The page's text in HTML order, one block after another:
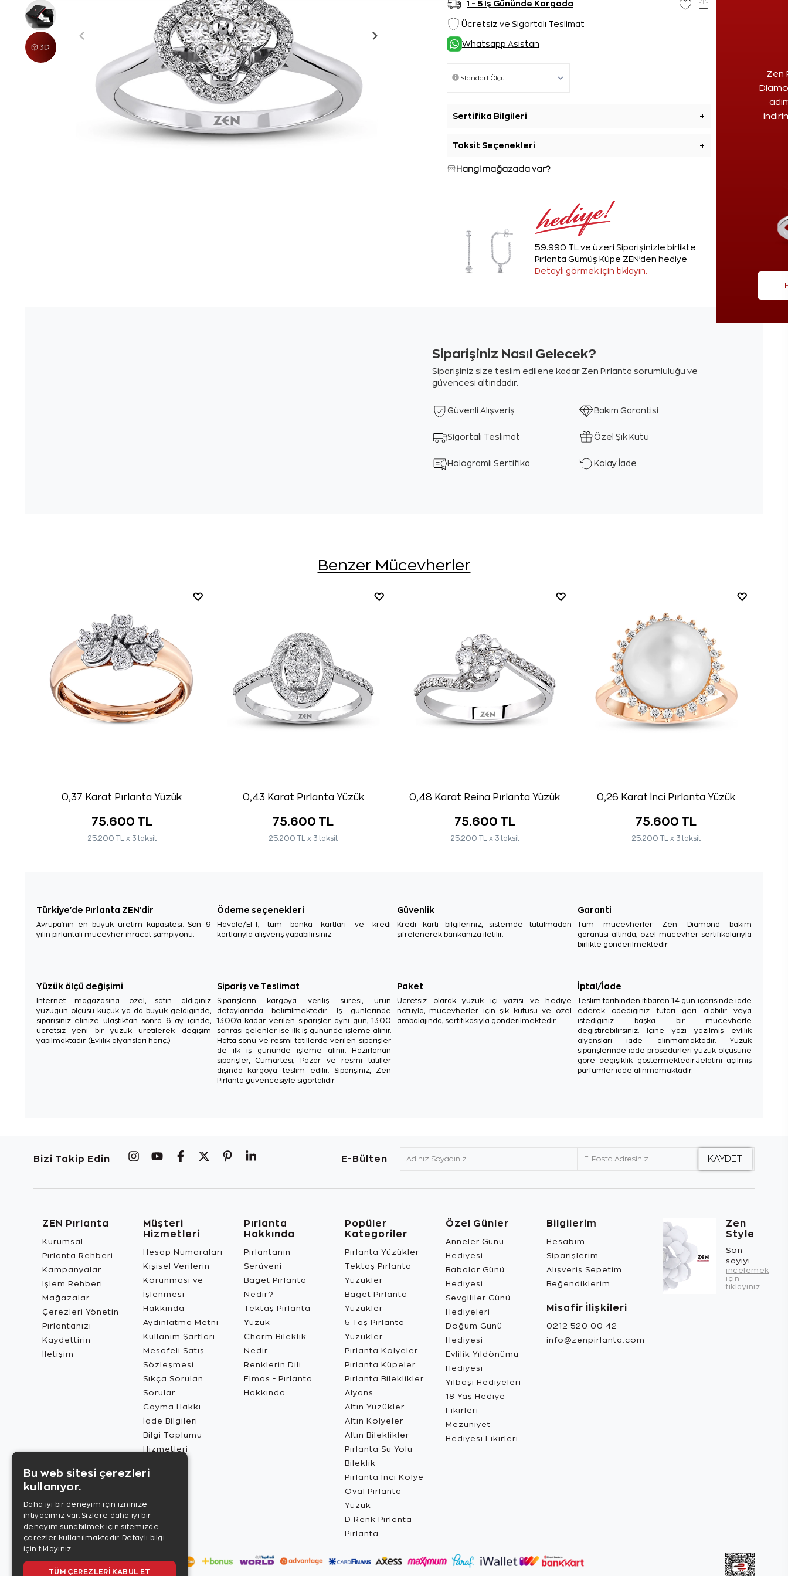
Zen
1 - 5 İş Gününde Kargoda
Ücretsiz ve Sigortalı Teslimat
Whatsapp Asistan
Sertifika Bilgileri +
Taksit Seçenekleri +
Hangi mağazada var?
59.990 TL ve üzeri Siparişinizle birlikte
Pırlanta Gümüş Küpe ZEN'den hediye
Detaylı görmek için tıklayın.
Siparişiniz Nasıl Gelecek?
Siparişiniz size teslim edilene kadar Zen Pırlanta sorumluluğu ve
güvencesi altındadır.
Güvenli Alışveriş Bakım Garantisi
Sigortalı Teslimat Özel Şık Kutu
Hologramlı Sertifika Kolay İade
Benzer Mücevherler
0,37 Karat Pırlanta Yüzük
75.600 TL
25.200 TL x 3 taksit
0,43 Karat Pırlanta Yüzük
75.600 TL
25.200 TL x 3 taksit
0,48 Karat Reina Pırlanta Yüzük
75.600 TL
25.200 TL x 3 taksit
0,26 Karat İnci Pırlanta Yüzük
75.600 TL
25.200 TL x 3 taksit
Türkiye'de Pırlanta ZEN'dir
Avrupa'nın en büyük üretim kapasitesi. Son 9
yılın pırlantalı mücevher ihracat şampiyonu.
Ödeme seçenekleri
Havale/EFT, tüm banka kartları ve kredi
kartlarıyla alışveriş yapabilirsiniz.
Güvenlik
Kredi kartı bilgileriniz, sistemde tutulmadan
şifrelenerek bankanıza iletilir.
Garanti
Tüm mücevherler Zen Diamond bakım
garantisi altında, özel mücevher sertifikalarıyla
birlikte gönderilmektedir.
Yüzük ölçü değişimi
İnternet mağazasına özel, satın aldığınız
yüzüğün ölçüsü küçük ya da büyük geldiğinde,
siparişiniz elinize ulaştıktan sonra 6 ay içinde,
ücretsiz yeni bir yüzük üretilerek değişim
yapılmaktadır. (Evlilik alyansları hariç.)
Sipariş ve Teslimat
Siparişlerin kargoya veriliş süresi, ürün
detaylarında belirtilmektedir. İş günlerinde
13.00'a kadar verilen siparişler aynı gün, 13.00
sonrası gelenler ise ilk iş gününde işleme alınır.
Hafta sonu ve resmi tatillerde verilen siparişler
de ilk iş gününde işleme alınır. Hazırlanan
siparişler, Cumartesi, Pazar ve resmi tatiller
dışında kargoya teslim edilir. Siparişiniz, Zen
Pırlanta güvencesiyle sigortalıdır.
Paket
Ücretsiz olarak yüzük içi yazısı ve hediye
notuyla, mücevherler için şık kutusu ve özel
ambalajında, sertifikasıyla gönderilmektedir.
İptal/İade
Teslim tarihinden itibaren 14 gün içerisinde iade
ederek ödediğiniz tutarı geri alabilir veya
istediğiniz başka bir mücevherle
değiştirebilirsiniz. İçine yazı yazılmış evlilik
alyansları iade alınmamaktadır. Yüzük
siparişlerinde iade prosedürleri yüzük ölçüsüne
göre değişiklik göstermektedir.Jelatini açılmış
parfümler iade alınmamaktadır.
Bizi Takip Edin E-Bülten
ZEN Pırlanta
Kurumsal
Pırlanta Rehberi
Kampanyalar
İşlem Rehberi
Mağazalar
Çerezleri Yönetin
Pırlantanızı
Kaydettirin
İletişim
Müşteri
Hizmetleri
Hesap Numaraları
Kişisel Verilerin
Korunması ve
İşlenmesi
Hakkında
Aydınlatma Metni
Kullanım Şartları
Mesafeli Satış
Sözleşmesi
Sıkça Sorulan
Sorular
Cayma Hakkı
İade Bilgileri
Bilgi Toplumu
Hizmetleri
Pırlanta
Hakkında
Pırlantanın
Serüveni
Baget Pırlanta
Nedir?
Tektaş Pırlanta
Yüzük
Charm Bileklik
Nedir
Renklerin Dili
Elmas - Pırlanta
Hakkında
Popüler
Kategoriler
Pırlanta Yüzükler
Tektaş Pırlanta
Yüzükler
Baget Pırlanta
Yüzükler
5 Taş Pırlanta
Yüzükler
Pırlanta Kolyeler
Pırlanta Küpeler
Pırlanta Bileklikler
Alyans
Altın Yüzükler
Altın Kolyeler
Altın Bileklikler
Pırlanta Su Yolu
Bileklik
Pırlanta İnci Kolye
Oval Pırlanta
Yüzük
D Renk Pırlanta
Pırlanta
Özel Günler
Anneler Günü
Hediyesi
Babalar Günü
Hediyesi
Sevgililer Günü
Hediyeleri
Doğum Günü
Hediyesi
Evlilik Yıldönümü
Hediyesi
Yılbaşı Hediyeleri
18 Yaş Hediye
Fikirleri
Mezuniyet
Hediyesi Fikirleri
Bilgilerim
Hesabım
Siparişlerim
Alışveriş Sepetim
Beğendiklerim
Misafir İlişkileri
0212 520 00 42
info@zenpirlanta.com
Zen
Style
Son
sayıyı
incelemek
için
tıklayınız.
Bu web sitesi çerezleri
kullanıyor.
Daha iyi bir deneyim için izninize
ihtiyacımız var. Sizlere daha iyi bir
deneyim sunabilmek için sitemizde
çerezler kullanılmaktadır. Detaylı bilgi
için tıklayınız.
TÜM ÇEREZLERI KABUL ET